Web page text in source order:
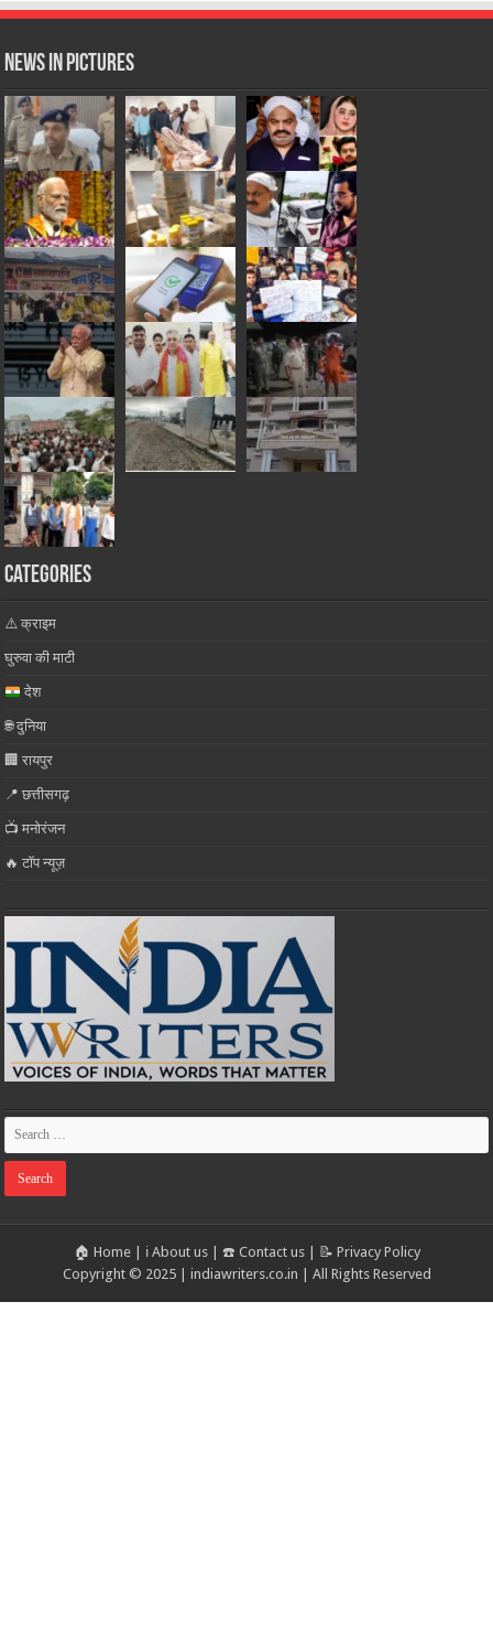
News in Pictures
Categories
⚠️ क्राइम
घुरुवा की माटी
देश
🌐 दुनिया
🏢 रायपुर
📍 छत्तीसगढ़
📺 मनोरंजन
🔥 टॉप न्यूज़
🏠 Home| ℹ️ About us| ☎️ Contact us|
📝 Privacy Policy
Copyright © 2025 | indiawriters.co.in | All Rights Reserved